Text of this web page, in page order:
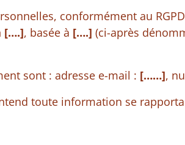
conformément au
[….], basée à [….] (ci-après
sont : adresse e-mail : [……],
toute information se